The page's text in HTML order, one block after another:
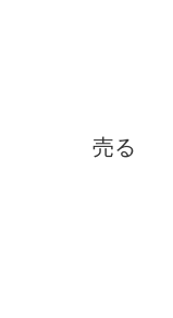
売る